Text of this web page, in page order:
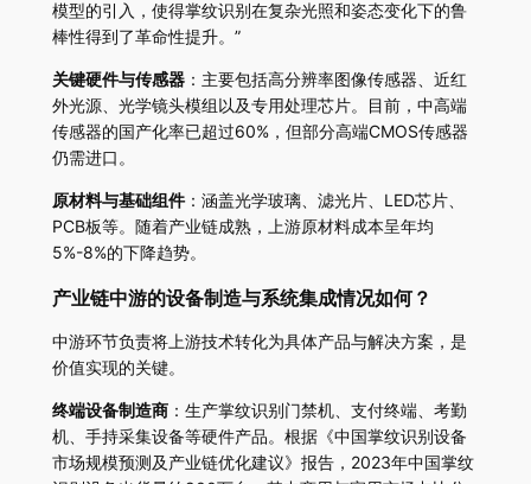
模型的引入，使得掌纹识别在复杂光照和姿态变化下的鲁
棒性得到了革命性提升。”
关键硬件与传感器：主要包括高分辨率图像传感器、近红
外光源、光学镜头模组以及专用处理芯片。目前，中高端
传感器的国产化率已超过60%，但部分高端CMOS传感器
仍需进口。
原材料与基础组件：涵盖光学玻璃、滤光片、LED芯片、
PCB板等。随着产业链成熟，上游原材料成本呈年均
5%-8%的下降趋势。
产业链中游的设备制造与系统集成情况如何？
中游环节负责将上游技术转化为具体产品与解决方案，是
价值实现的关键。
终端设备制造商：生产掌纹识别门禁机、支付终端、考勤
机、手持采集设备等硬件产品。根据《中国掌纹识别设备
市场规模预测及产业链优化建议》报告，2023年中国掌纹